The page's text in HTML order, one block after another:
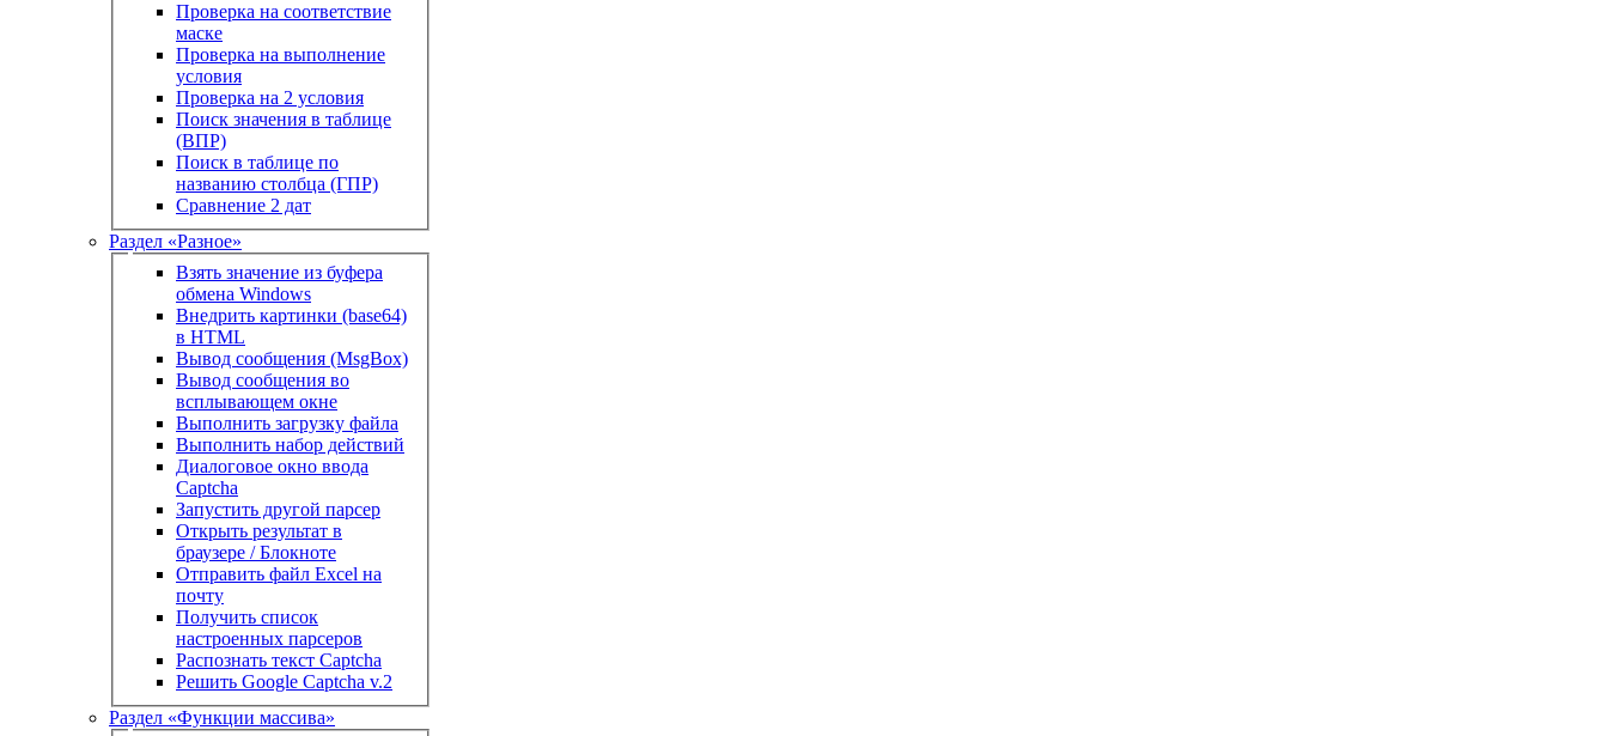
Проверка на соответствие
маске
Проверка на выполнение
условия
Проверка на 2 условия
Поиск значения в таблице
(ВПР)
Поиск в таблице по
названию столбца (ГПР)
Сравнение 2 дат
Раздел «Разное»
Взять значение из буфера
обмена Windows
Внедрить картинки (base64)
в HTML
Вывод сообщения (MsgBox)
Вывод сообщения во
всплывающем окне
Выполнить загрузку файла
Выполнить набор действий
Диалоговое окно ввода
Captcha
Запустить другой парсер
Открыть результат в
браузере / Блокноте
Отправить файл Excel на
почту
Получить список
настроенных парсеров
Распознать текст Captcha
Решить Google Captcha v.2
Раздел «Функции массива»